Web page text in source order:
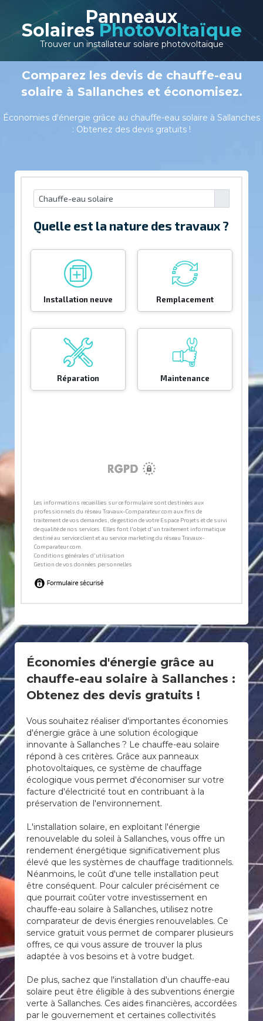
Panneaux
Solaires Photovoltaïque
Trouver un installateur solaire photovoltaïque
Comparez les devis de chauffe-eau
solaire à Sallanches et économisez.
Économies d'énergie grâce au chauffe-eau solaire à Sallanches
: Obtenez des devis gratuits !
Économies d'énergie grâce au
chauffe-eau solaire à Sallanches :
Obtenez des devis gratuits !
Vous souhaitez réaliser d'importantes économies
d'énergie grâce à une solution écologique
innovante à Sallanches ? Le chauffe-eau solaire
répond à ces critères. Grâce aux panneaux
photovoltaïques, ce système de chauffage
écologique vous permet d'économiser sur votre
facture d'électricité tout en contribuant à la
préservation de l'environnement.
L'installation solaire, en exploitant l'énergie
renouvelable du soleil à Sallanches, vous offre un
rendement énergétique significativement plus
élevé que les systèmes de chauffage traditionnels.
Néanmoins, le coût d'une telle installation peut
être conséquent. Pour calculer précisément ce
que pourrait coûter votre investissement en
chauffe-eau solaire à Sallanches, utilisez notre
comparateur de devis énergies renouvelables. Ce
service gratuit vous permet de comparer plusieurs
offres, ce qui vous assure de trouver la plus
adaptée à vos besoins et à votre budget.
De plus, sachez que l'installation d'un chauffe-eau
solaire peut être éligible à des subventions énergie
verte à Sallanches. Ces aides financières, accordées
par le gouvernement et certaines collectivités